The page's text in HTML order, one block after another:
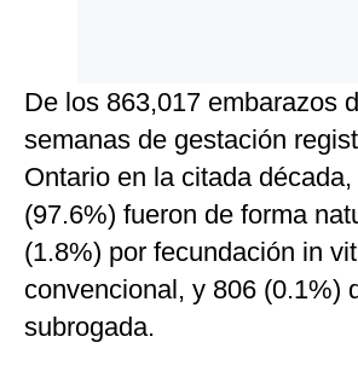
De los 863,017 embarazos
semanas de gestación
Ontario en la citada
(97.6%) fueron de forma
(1.8%) por fecundación in
convencional, y 806 (0.1%)
subrogada.